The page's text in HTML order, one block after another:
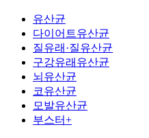
유산균
다이어트유산균
질유래·질유산균
구강유래유산균
뇌유산균
코유산균
모발유산균
부스터+